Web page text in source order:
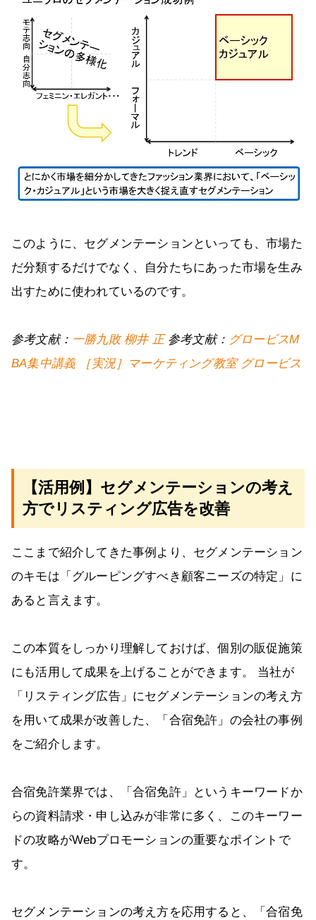
このように、セグメンテーションといっても、市場た
だ分類するだけでなく、自分たちにあった市場を生み
出すために使われているのです。
参考文献： 一勝九敗 柳井 正 参考文献： グロービスM
BA集中講義 ［実況］マーケティング教室 グロービス
【活用例】セグメンテーションの考え
方でリスティング広告を改善
ここまで紹介してきた事例より、セグメンテーション
のキモは「グルーピングすべき顧客ニーズの特定」に
あると言えます。
この本質をしっかり理解しておけば、個別の販促施策
にも活用して成果を上げることができます。 当社が
「リスティング広告」にセグメンテーションの考え方
を用いて成果が改善した、「合宿免許」の会社の事例
をご紹介します。
合宿免許業界では、「合宿免許」というキーワードか
らの資料請求・申し込みが非常に多く、このキーワー
ドの攻略がWebプロモーションの重要なポイントで
す。
セグメンテーションの考え方を応用すると、「合宿免